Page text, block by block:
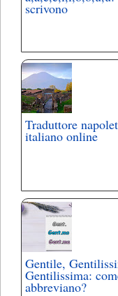
scrivono
Traduttore
italiano online
Gentile,
Gentilissima:
abbreviano?